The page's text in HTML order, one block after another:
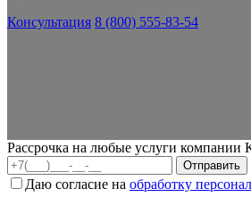
Консультация 8 (800) 555-83-54
Рассрочка на любые услуги компании
Даю согласие на обработку